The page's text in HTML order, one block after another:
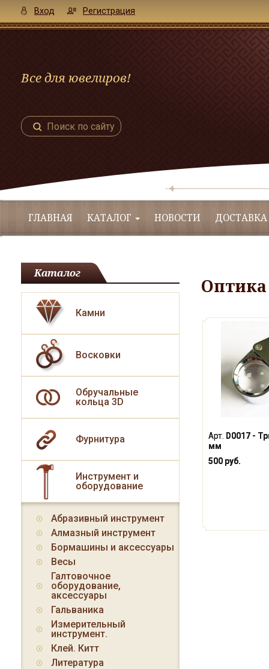
Вход Регистрация
Все для ювелиров!
Поиск по сайту
ГЛАВНАЯ КАТАЛОГ НОВОСТИ
Оптика
Арт. D0017 -
мм
500 руб.
Каталог
Камни
Восковки
Обручальные
кольца 3D
Фурнитура
Инструмент и
оборудование
Абразивный инструмент
Алмазный инструмент
Бормашины и аксессуары
Весы
Галтовочное
оборудование,
аксессуары
Гальваника
Измерительный
инструмент.
Клей. Китт
Литература